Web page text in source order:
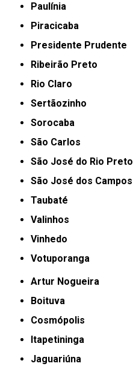
Paulínia
Piracicaba
Presidente Prudente
Ribeirão Preto
Rio Claro
Sertãozinho
Sorocaba
São Carlos
São José do Rio Preto
São José dos Campos
Taubaté
Valinhos
Vinhedo
Votuporanga
Artur Nogueira
Boituva
Cosmópolis
Itapetininga
Jaguariúna